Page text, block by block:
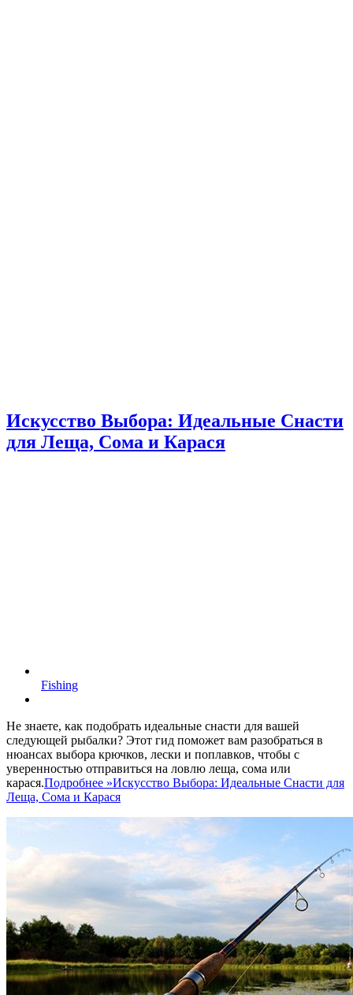
Искусство Выбора: Идеальные Снасти
для Леща, Сома и Карася
Fishing
Не знаете, как подобрать идеальные снасти для вашей
следующей рыбалки? Этот гид поможет вам разобраться в
нюансах выбора крючков, лески и поплавков, чтобы с
уверенностью отправиться на ловлю леща, сома или
карася.Подробнее »Искусство Выбора: Идеальные Снасти для
Леща, Сома и Карася